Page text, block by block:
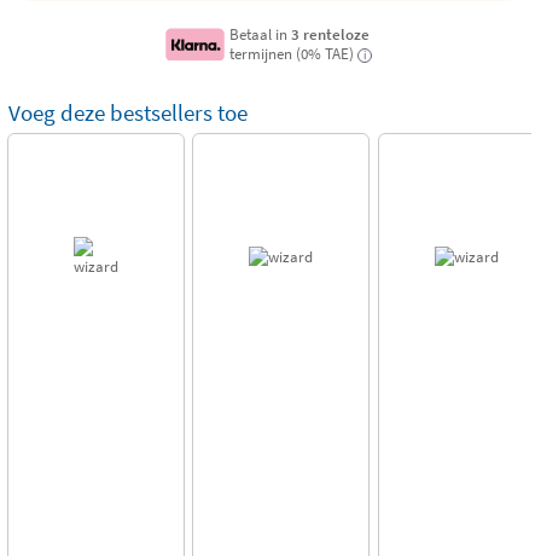
Betaal in3 renteloze
termijnen (0% TAE)
i
Voeg deze bestsellers toe